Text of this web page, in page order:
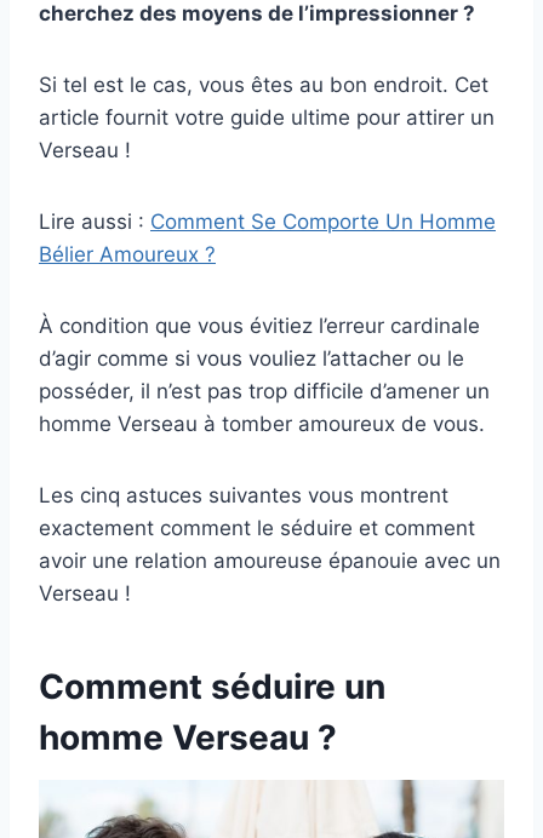
cherchez des moyens de l’impressionner ?
Si tel est le cas, vous êtes au bon endroit. Cet
article fournit votre guide ultime pour attirer un
Verseau !
Lire aussi : Comment Se Comporte Un Homme
Bélier Amoureux ?
À condition que vous évitiez l’erreur cardinale
d’agir comme si vous vouliez l’attacher ou le
posséder, il n’est pas trop difficile d’amener un
homme Verseau à tomber amoureux de vous.
Les cinq astuces suivantes vous montrent
exactement comment le séduire et comment
avoir une relation amoureuse épanouie avec un
Verseau !
Comment séduire un
homme Verseau ?